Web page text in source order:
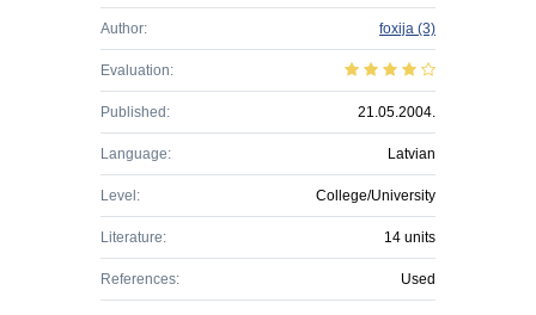
Author: foxija (3)
Evaluation:
Published: 21.05.2004.
Language: Latvian
Level: College/University
Literature: 14 units
References: Used